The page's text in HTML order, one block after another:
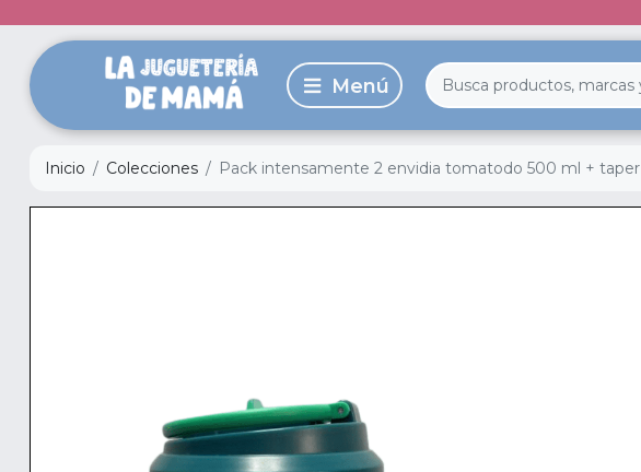
Inicio Colecciones Pack intensamente 2 envidia tomatodo 500 ml + taper